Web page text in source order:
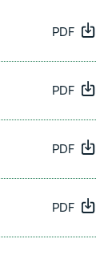
PDF
PDF
PDF
PDF